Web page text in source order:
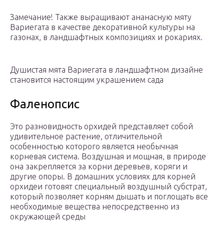
Замечание! Также выращивают ананасную мяту
Вариегата в качестве декоративной культуры на
газонах, в ландшафтных композициях и рокариях.
Душистая мята Вариегата в ландшафтном дизайне
становится настоящим украшением сада
Фаленопсис
Это разновидность орхидей представляет собой
удивительное растение, отличительной
особенностью которого является необычная
корневая система. Воздушная и мощная, в природе
она закрепляется за корни деревьев, коряги и
другие опоры. В домашних условиях для корней
орхидеи готовят специальный воздушный субстрат,
который позволяет корням дышать и поглощать все
необходимые вещества непосредственно из
окружающей среды